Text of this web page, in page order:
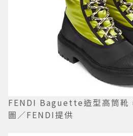
FENDI Baguette造型高筒靴
圖／FENDI提供